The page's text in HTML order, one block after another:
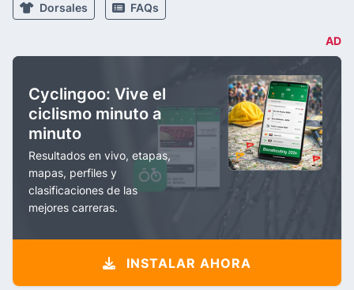
Dorsales FAQs
AD
Cyclingoo: Vive el
ciclismo minuto a
minuto
Resultados en vivo, etapas,
mapas, perfiles y
clasificaciones de las
mejores carreras.
INSTALAR AHORA